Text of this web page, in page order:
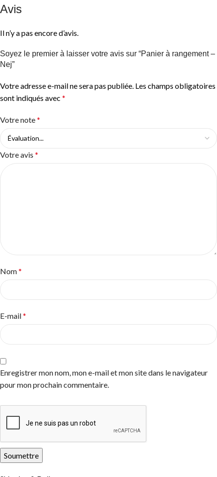
Avis
Il n’y a pas encore d’avis.
Soyez le premier à laisser votre avis sur “Panier à rangement –
Nej”
Votre adresse e-mail ne sera pas publiée. Les champs obligatoires
sont indiqués avec *
Votre note*
Votre avis *
Nom*
E-mail*
Enregistrer mon nom, mon e-mail et mon site dans le navigateur
pour mon prochain commentaire.